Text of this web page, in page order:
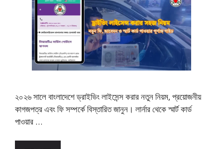
২০২৬ সালে বাংলাদেশে ড্রাইভিং লাইসেন্স করার নতুন নিয়ম, প্রয়োজনীয়
কাগজপত্র এবং ফি সম্পর্কে বিস্তারিত জানুন। লার্নার থেকে স্মার্ট কার্ড
পাওয়ার …